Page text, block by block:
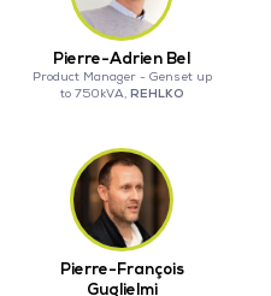
Pierre-Adrien Bel
Product Manager - Genset up
to 750kVA, REHLKO
Pierre-François
Guglielmi